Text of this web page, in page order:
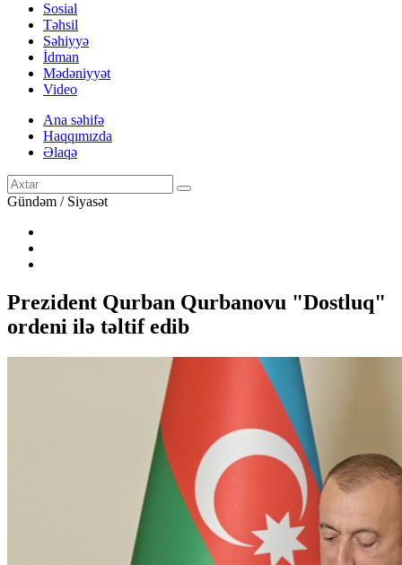
Sosial
Təhsil
Səhiyyə
İdman
Mədəniyyət
Video
Ana səhifə
Haqqımızda
Əlaqə
Gündəm / Siyasət
Prezident Qurban Qurbanovu "Dostluq"
ordeni ilə təltif edib